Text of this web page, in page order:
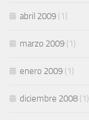
abril 2009 (1)
marzo 2009 (1)
enero 2009 (1)
diciembre 2008 (1)